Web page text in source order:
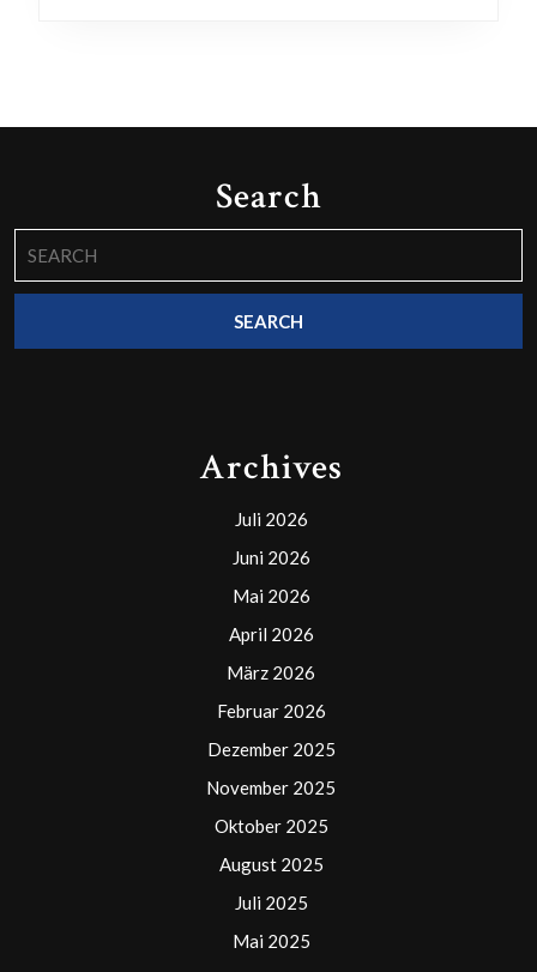
Search
for:
Archives
Juli 2026
Juni 2026
Mai 2026
April 2026
März 2026
Februar 2026
Dezember 2025
November 2025
Oktober 2025
August 2025
Juli 2025
Mai 2025